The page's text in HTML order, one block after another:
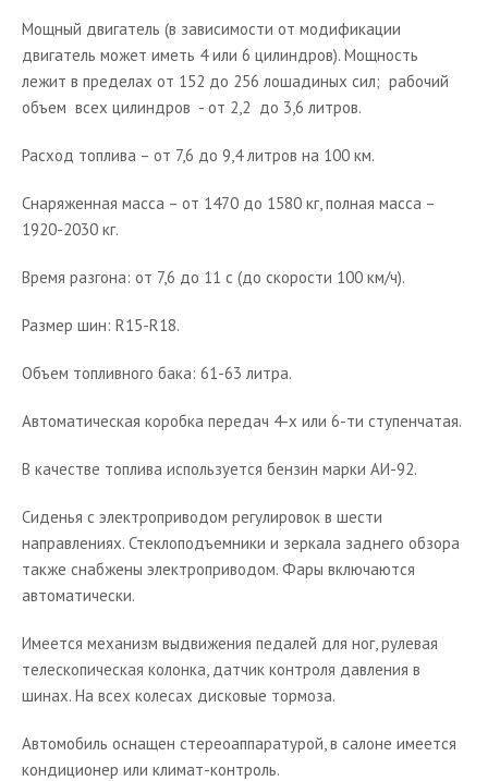
Мощный двигатель (в зависимости от модификации
двигатель может иметь 4 или 6 цилиндров). Мощность
лежит в пределах от 152 до 256 лошадиных сил; рабочий
объем всех цилиндров - от 2,2 до 3,6 литров.
Расход топлива – от 7,6 до 9,4 литров на 100 км.
Снаряженная масса – от 1470 до 1580 кг, полная масса –
1920-2030 кг.
Время разгона: от 7,6 до 11 с (до скорости 100 км/ч).
Размер шин: R15-R18.
Объем топливного бака: 61-63 литра.
Автоматическая коробка передач 4-х или 6-ти ступенчатая.
В качестве топлива используется бензин марки АИ-92.
Сиденья с электроприводом регулировок в шести
направлениях. Стеклоподъемники и зеркала заднего обзора
также снабжены электроприводом. Фары включаются
автоматически.
Имеется механизм выдвижения педалей для ног, рулевая
телескопическая колонка, датчик контроля давления в
шинах. На всех колесах дисковые тормоза.
Автомобиль оснащен стереоаппаратурой, в салоне имеется
кондиционер или климат-контроль.